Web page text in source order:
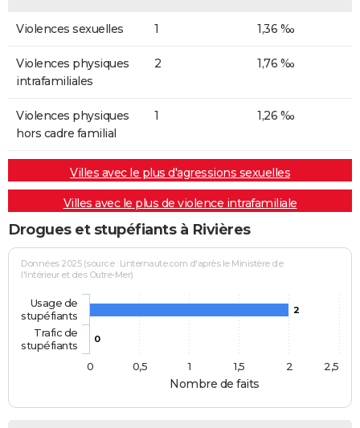
Violences sexuelles 1 1,36 ‰
Violences physiques
intrafamiliales
2 1,76 ‰
Violences physiques
hors cadre familial
1 1,26 ‰
Villes avec le plus d'agressions sexuelles
Villes avec le plus de violence intrafamiliale
Drogues et stupéfiants à Rivières
Nombre de faits
Données 2025 (source : Linternaute.com d'après le Ministère de
l'Intérieur et des Outre-Mer)
2
0
Usage de
stupéfiants
Trafic de
stupéfiants
0
0,5 1 1,5 2 2,5